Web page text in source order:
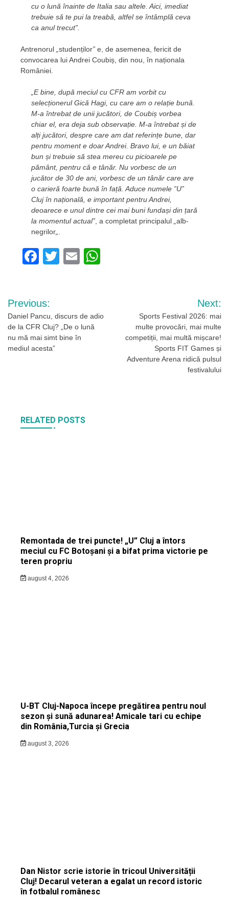
cu o lună înainte de Italia sau altele. Aici, imediat
trebuie să te pui la treabă, altfel se întâmplă ceva
ca anul trecut”.
Antrenorul studenților” e, de asemenea, fericit de
convocarea lui Andrei Coubiș, din nou, în naționala
României.
„E bine, după meciul cu CFR am vorbit cu
selecționerul Gică Hagi, cu care am o relație bună.
M-a întrebat de unii jucători, de Coubiș vorbea
chiar el, era deja sub observație. M-a întrebat și de
alți jucători, despre care am dat referințe bune, dar
pentru moment e doar Andrei. Bravo lui, e un băiat
bun și trebuie să stea mereu cu picioarele pe
pământ, pentru că e tânăr. Nu vorbesc de un
jucător de 30 de ani, vorbesc de un tânăr care are
o carieră foarte bună în față. Aduce numele ”U”
Cluj în națională, e important pentru Andrei,
deoarece e unul dintre cei mai buni fundași din țară
la momentul actual” , a completat principalul alb-
negrilor
Facebook
TwitterEmail
Navigare
în
articole
Previous:
Daniel Pancu, discurs de adio
de la CFR Cluj? „De o lună
nu mă mai simt bine în
mediul acesta”
Next:
Sports Festival 2026: mai
multe provocări, mai multe
competiții, mai multă mișcare!
Sports FIT Games și
Adventure Arena ridică pulsul
festivalului
RELATED POSTS
Remontada de trei puncte! „U” Cluj a întors
meciul cu FC Botoșani și a bifat prima victorie pe
teren propriu
august 4, 2026
U-BT Cluj-Napoca începe pregătirea pentru noul
sezon și sună adunarea! Amicale tari cu echipe
din România,Turcia și Grecia
august 3, 2026
Dan Nistor scrie istorie în tricoul Universității
Cluj! Decarul veteran a egalat un record istoric
în fotbalul românesc